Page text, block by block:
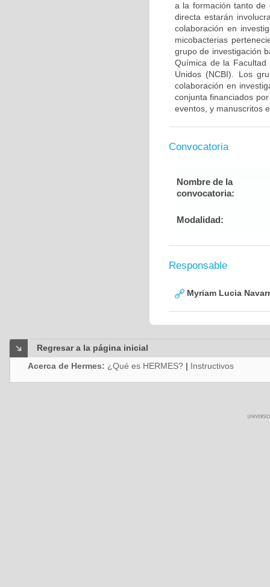
a la formación tanto de
directa estarán
colaboración en
micobacterias
grupo de investigación
Química de la
Unidos (NCBI). Los
colaboración en
conjunta financiados
eventos, y manuscritos
Convocatoria
Nombre de la
convocatoria:
Modalidad:
Responsable
Myriam Lucia
Regresar a la página inicial
Acerca de Hermes: ¿Qué es HERMES? | Instructivos